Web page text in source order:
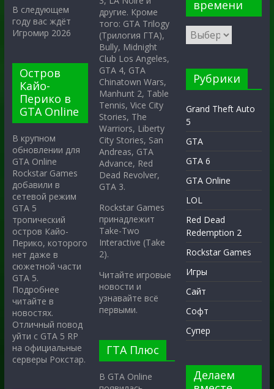
В следующем
году вас ждёт
Игромир 2026
Остров
Кайо-
Перико в
GTA Online
В крупном
обновлении для
GTA Online
Rockstar Games
добавили в
сетевой режим
GTA 5
тропический
остров Кайо-
Перико, которого
нет даже в
сюжетной части
GTA 5.
Подробнее
читайте в
новостях.
Отличный повод
уйти с GTA 5 RP
на официальные
серверы Рокстар.
другие. Кроме
того: GTA Trilogy
(Трилогия ГТА),
Bully, Midnight
Club Los Angeles,
GTA 4, GTA
Chinatown Wars,
Manhunt 2, Table
Tennis, Vice City
Stories, The
Warriors, Liberty
City Stories, San
Andreas, GTA
Advance, Red
Dead Revolver,
GTA 3.
Rockstar Games
принадлежит
Take-Two
Interactive (Take
2).
Читайте игровые
новости и
узнавайте всё
первыми.
ГТА Плюс
В GTA Online
времени
Рубрики
Grand Theft Auto
5
GTA
GTA 6
GTA Online
LOL
Red Dead
Redemption 2
Rockstar Games
Игры
Сайт
Софт
Супер
Делаем